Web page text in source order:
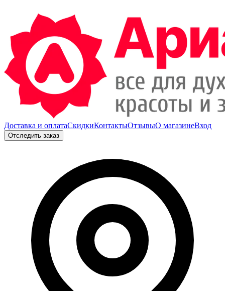
Доставка и оплатаСкидкиКонтактыОтзывыО магазинеВход
Отследить заказ